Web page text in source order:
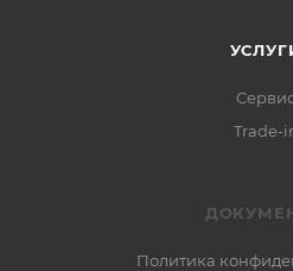
Trade-
Политика